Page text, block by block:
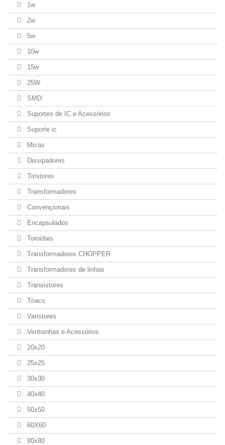
1w
2w
5w
10w
15w
25W
SMD
Suportes de IC e Acessórios
Suporte ic
Micas
Dissipadores
Tiristores
Transformadores
Convençionais
Encapsulados
Toroidais
Transformadores CHOPPER
Transformadores de linhas
Transistores
Triacs
Varistores
Ventoinhas e Acessórios
20x20
25x25
30x30
40x40
50x50
60X60
80x80